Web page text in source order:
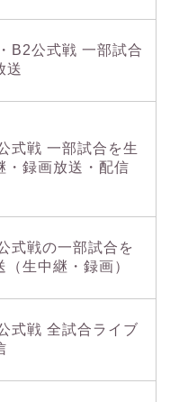
B2公式戦 一部試合
送
式戦 一部試合を生
・録画放送・配信
式戦の一部試合を
（生中継・録画）
式戦 全試合ライブ